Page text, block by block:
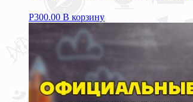
Р300.00 В корзину